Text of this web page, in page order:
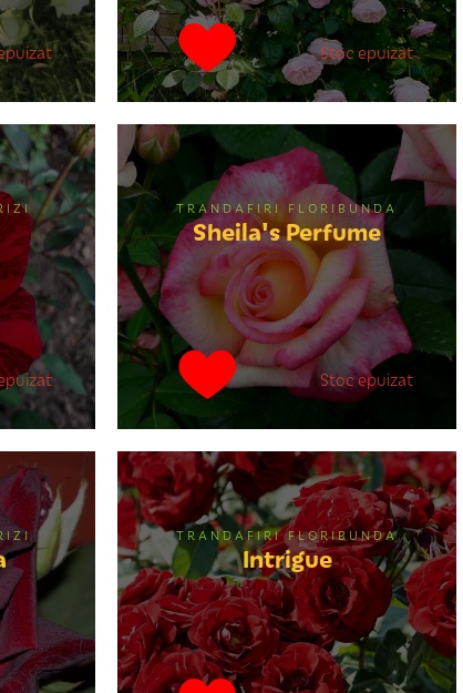
Stoc epuizat
TRANDAFIRI FLORIBUNDA
Sheila's Perfume
Stoc epuizat
TRANDAFIRI FLORIBUNDA
Intrigue